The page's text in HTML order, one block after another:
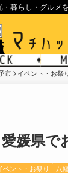
・暮らし・グルメ
市 イベント・お祭
愛媛県で
ベント・お祭り 八